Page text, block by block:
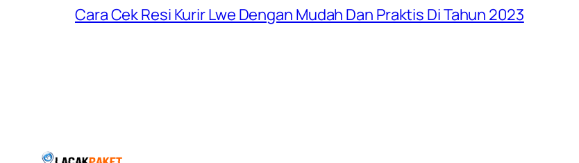
Cara Cek Resi Kurir Lwe Dengan Mudah Dan Praktis Di Tahun 2023